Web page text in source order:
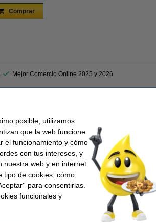
Comprar
Mejor Comercio Online 2025 y 2026
térmica. Las etiquetas sintéticas (poliolefina)
etiquetas son ideales para etiquetar productos.
Medidas:
25 x 229 mm
Marca:
Zebra
8000T
Cantidad: 1
posible, utilizamos
que la web funcione
el funcionamiento y cómo
con tus intereses, y
web y en internet.
tipo de cookies, cómo
para consentirlas.
funcionales y